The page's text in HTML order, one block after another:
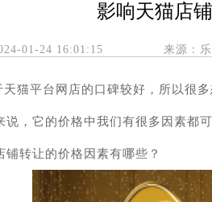
影响天猫店
01-24 16:01:15 来源：
天猫平台网店的口碑较好，所以很
说，它的价格中我们有很多因素都
铺转让的价格因素有哪些？